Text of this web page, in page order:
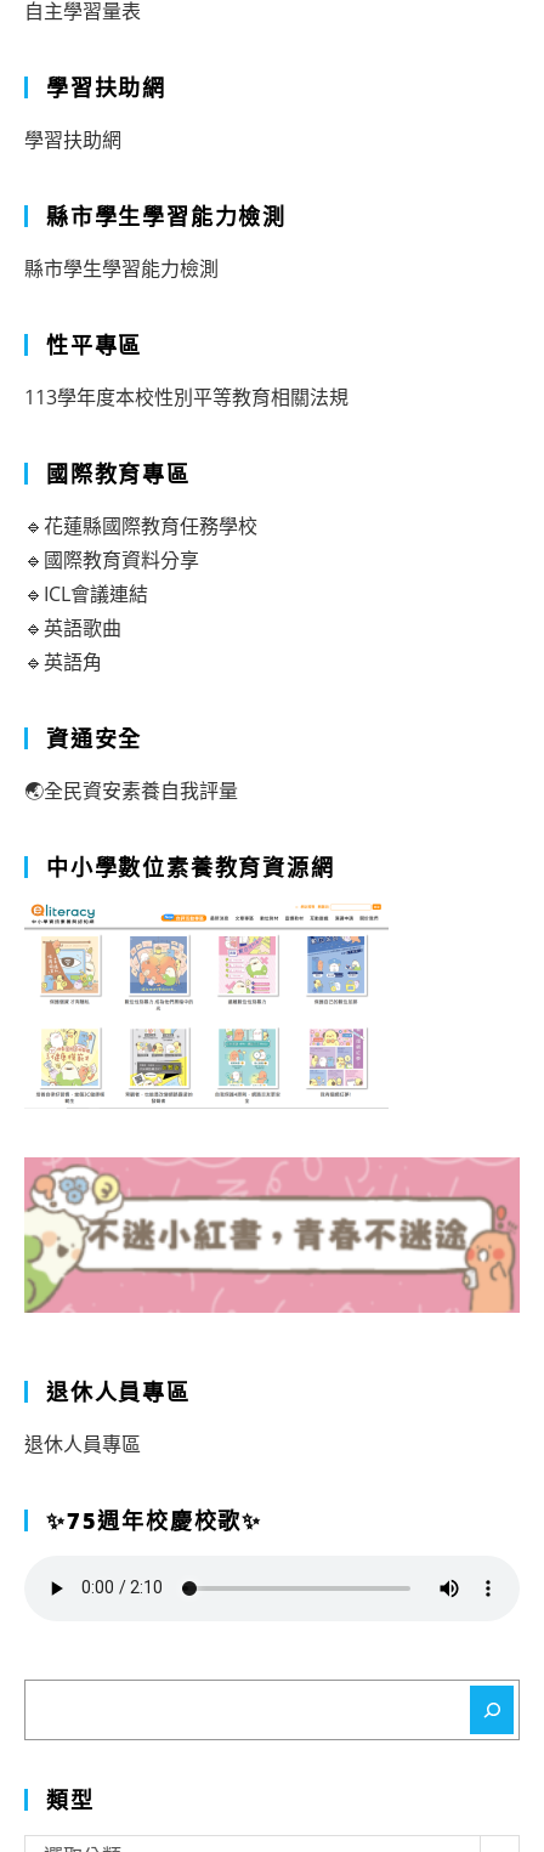
自主學習量表
學習扶助網
學習扶助網
縣市學生學習能力檢測
縣市學生學習能力檢測
性平專區
113學年度本校性別平等教育相關法規
國際教育專區
🔹花蓮縣國際教育任務學校
🔹國際教育資料分享
🔹ICL會議連結
🔹英語歌曲
🔹英語角
資通安全
🌏全民資安素養自我評量
中小學數位素養教育資源網
退休人員專區
退休人員專區
✨75週年校慶校歌✨
類型